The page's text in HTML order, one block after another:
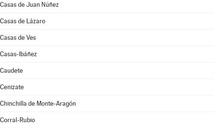
Casas de Juan Núñez
Casas de Lázaro
Casas de Ves
Casas-Ibáñez
Caudete
Cenizate
Chinchilla de Monte-Aragón
Corral-Rubio